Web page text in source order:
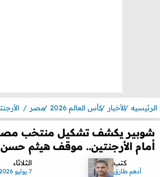
الرئيسيه الأخبار كأس العالم 2026 مصر
شوبير يكشف تشكيل منتخب مصر
أمام الأرجنتين.. موقف هيثم
كتب
أدهم طارق
الثلاثاء
7 يوليو 2026 ,10:29 ص